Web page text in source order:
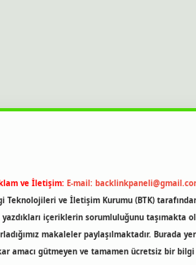
ve İletişim: E-mail:
Teknolojileri ve İletişim Kurumu (BTK)
içeriklerin sorumluluğunu
makaleler paylaşılmaktadır.
gütmeyen ve tamamen ücretsiz bir